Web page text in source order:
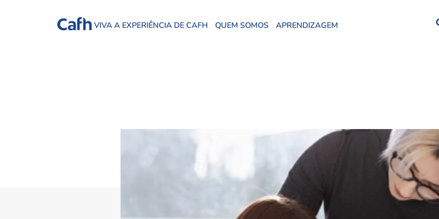
VIVA A EXPERIÊNCIA DE CAFH QUEM SOMOS APRENDIZAGEM